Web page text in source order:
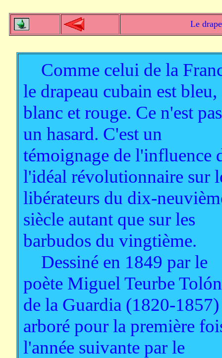
Le
Comme celui de la
le drapeau cubain est bleu,
blanc et rouge. Ce n'est pas
un hasard. C'est un
témoignage de l'influence
l'idéal révolutionnaire sur
libérateurs du dix-
siècle autant que sur les
barbudos du vingtième.
Dessiné en 1849 par le
poète Miguel Teurbe
de la Guardia (1820-1857)
arboré pour la première
l'année suivante par le